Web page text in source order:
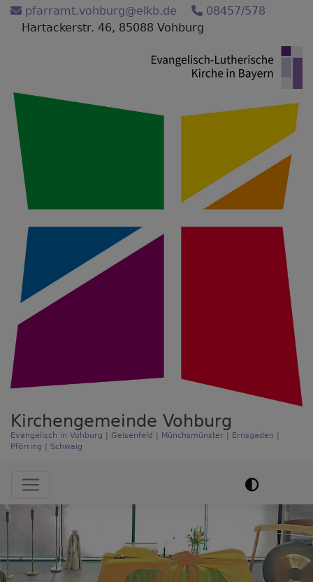
Direkt
zum
pfarramt.vohburg@elkb.de
08457/578
Hartackerstr. 46, 85088 Vohburg
Kirchengemeinde Vohburg
Evangelisch in Vohburg | Geisenfeld | Münchsmünster | Ernsgaden |
Pförring | Schwaig
Hauptnavigation